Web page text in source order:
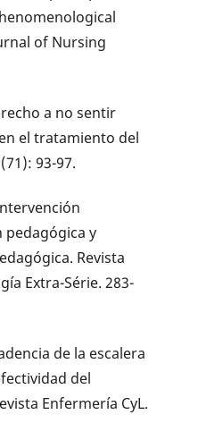
of Nursing
a no sentir
el tratamiento del
93-97.
pedagógica y
Revista
Extra-Série. 283-
de la escalera
del
Enfermería CyL.